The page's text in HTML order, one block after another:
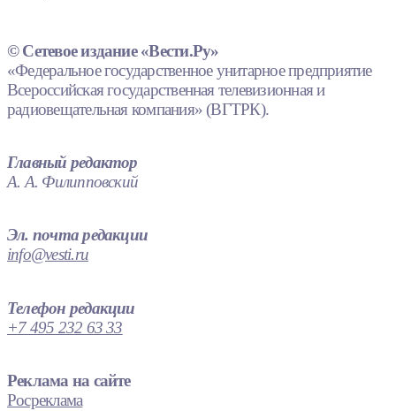
© Сетевое издание «Вести.Ру»
«Федеральное государственное унитарное предприятие
Всероссийская государственная телевизионная и
радиовещательная компания» (ВГТРК).
Главный редактор
А. А. Филипповский
Эл. почта редакции
info@vesti.ru
Телефон редакции
+7 495 232 63 33
Реклама на сайте
Росреклама